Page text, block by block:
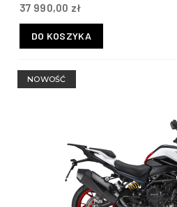
37 990,00 zł
DO KOSZYKA
NOWOŚĆ